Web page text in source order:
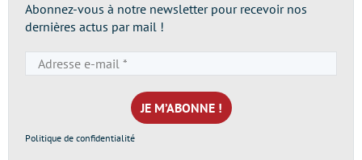
Abonnez-vous à notre newsletter pour recevoir nos
dernières actus par mail !
e-
mail
*
Politique de confidentialité